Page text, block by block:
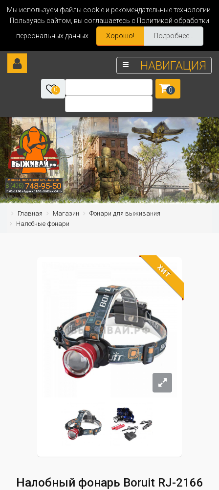
Мы используем файлы cookie и рекомендательные технологии.
Пользуясь сайтом, вы соглашаетесь с Политикой обработки
персональных данных.
Хорошо! Подробнее...
НАВИГАЦИЯ
0 0
Главная Магазин
Фонари для выживания
Налобные фонари
ХИТ
Налобный фонарь Boruit RJ-2166